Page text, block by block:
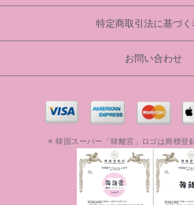
特定商取引法に基づく
お問い合わせ
※ 韓国スーパー「韓離宮」ロゴは商標登